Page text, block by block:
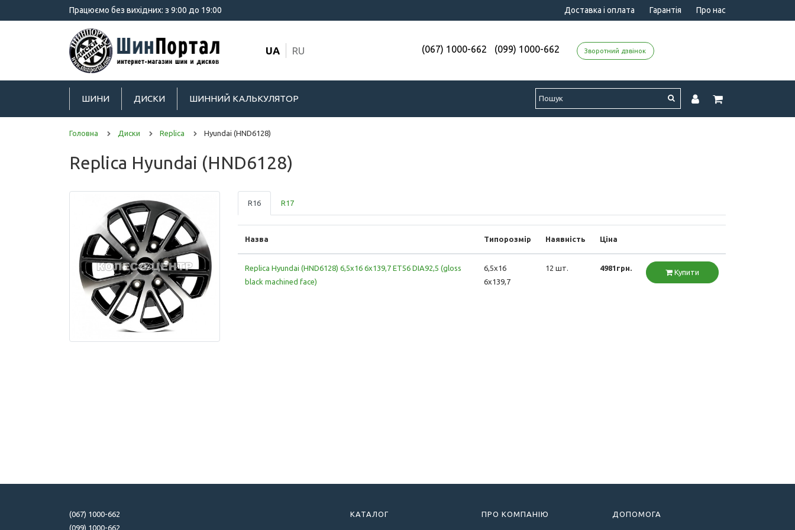
Працюємо без вихідних: з 9:00 до 19:00 Доставка і оплата Гарантія Про нас
UA RU (067) 1000-662 (099) 1000-662 Зворотний дзвінок
ШИНИ ДИСКИ ШИННИЙ КАЛЬКУЛЯТОР
Головна Диски Replica Hyundai (HND6128)
Replica Hyundai (HND6128)
R16 R17
Назва Типорозмір Наявність Ціна
Replica Hyundai (HND6128) 6,5x16 6x139,7 ET56 DIA92,5 (gloss
black machined face)
6,5x16
6x139,7
12 шт. 4981грн. Купити
(067) 1000-662
(099) 1000-662
КАТАЛОГ ПРО КОМПАНІЮ ДОПОМОГА